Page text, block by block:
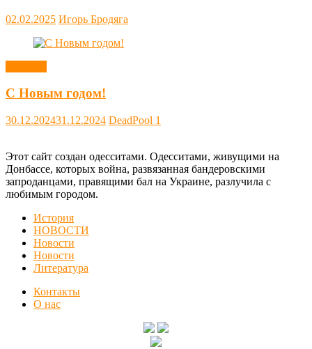
02.02.2025 Игорь Бродяга
С Новым годом!
30.12.202431.12.2024 DeadPool 1
Этот сайт создан одесситами. Одесситами, живущими на
Донбассе, которых война, развязанная бандеровскими
запроданцами, правящими бал на Украине, разлучила с
любимым городом.
История
НОВОСТИ
Новости
Новости
Литература
Контакты
О нас